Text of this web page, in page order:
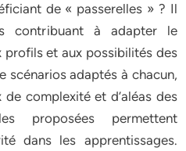
de « passerelles » ? Il
contribuant à adapter le
et aux possibilités des
scénarios adaptés à chacun,
complexité et d’aléas des
proposées permettent
dans les apprentissages.